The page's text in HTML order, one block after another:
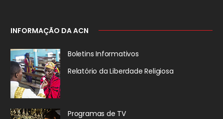
INFORMAÇÃO DA ACN
Boletins Informativos
Relatório da Liberdade Religiosa
Programas de TV